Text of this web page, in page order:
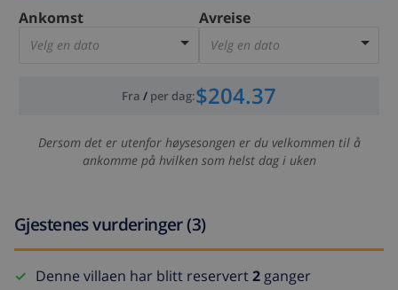
Ankomst
Velg en dato
Avreise
Velg en dato
Fra / per dag:$204.37
Dersom det er utenfor høysesongen er du velkommen til å
ankomme på hvilken som helst dag i uken
Gjestenes vurderinger (3)
Denne villaen har blitt reservert2ganger